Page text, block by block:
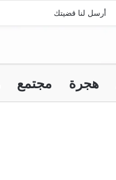
أرسل لنا قضيتك
هجرة مجتمع